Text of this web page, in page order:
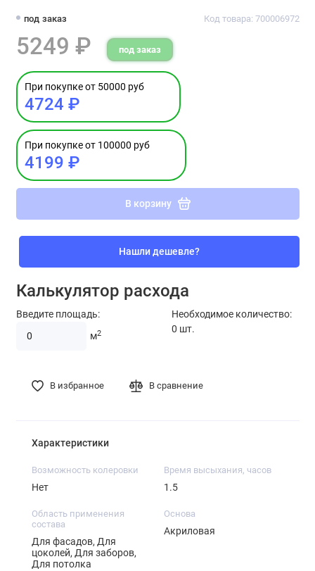
под заказ Код товара: 700006972
5249 ₽ под заказ
При покупке от 50000 руб
4724 ₽
При покупке от 100000 руб
4199 ₽
В корзину
Нашли дешевле?
Калькулятор расхода
Введите площадь:
м2
Необходимое количество:
0 шт.
В избранное В сравнение
Характеристики
Возможность колеровки
Нет
Время высыхания, часов
1.5
Область применения
состава
Для фасадов, Для
цоколей, Для заборов,
Для потолка
Основа
Акриловая